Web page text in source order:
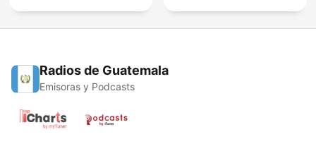
Radios de Guatemala
Emisoras y Podcasts